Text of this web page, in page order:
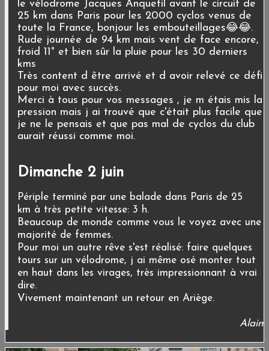
le vélodrome Jacques Anquetil avant le circuit de
25 km dans Paris pour les 2000 cyclos venus de
toute la France, bonjour les embouteillages😂😂.
Rude journée de 94 km mais vent de face encore,
froid 11° et bien sûr la pluie pour les 30 derniers
kms
Très content d être arrivé et d avoir relevé ce défi
pour moi avec succès.
Merci à tous pour vos messages , je m étais mis la
pression mais j ai trouvé que c'était plus facile que
je ne le pensais et que pas mal de cyclos du club
aurait réussi comme moi.
Dimanche 2 juin
Périple terminé par une balade dans Paris de 25
km à très petite vitesse: 3 h.
Beaucoup de monde comme vous le voyez avec une
majorité de femmes.
Pour moi un autre rêve s'est réalisé: faire quelques
tours sur un vélodrome, j ai même osé monter tout
en haut dans les virages, très impressionnant à vrai
dire.
Vivement maintenant un retour en Ariège.
Alain